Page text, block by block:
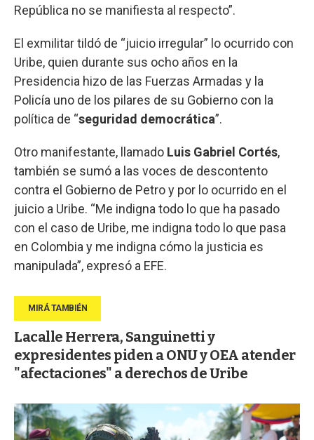
República no se manifiesta al respecto”.
El exmilitar tildó de “juicio irregular” lo ocurrido con
Uribe, quien durante sus ocho años en la
Presidencia hizo de las Fuerzas Armadas y la
Policía uno de los pilares de su Gobierno con la
política de “seguridad democrática”.
Otro manifestante, llamado Luis Gabriel Cortés,
también se sumó a las voces de descontento
contra el Gobierno de Petro y por lo ocurrido en el
juicio a Uribe. “Me indigna todo lo que ha pasado
con el caso de Uribe, me indigna todo lo que pasa
en Colombia y me indigna cómo la justicia es
manipulada”, expresó a EFE.
Lacalle Herrera, Sanguinetti y
expresidentes piden a ONU y OEA atender
"afectaciones" a derechos de Uribe